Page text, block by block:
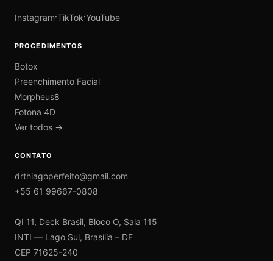
Instagram·TikTok·YouTube
PROCEDIMENTOS
Botox
Preenchimento Facial
Morpheus8
Fotona 4D
Ver todos →
CONTATO
drthiagoperfeito@gmail.com
+55 61 99667-0808
QI 11, Deck Brasil, Bloco O, Sala 115
INTI — Lago Sul, Brasília – DF
CEP 71625-240